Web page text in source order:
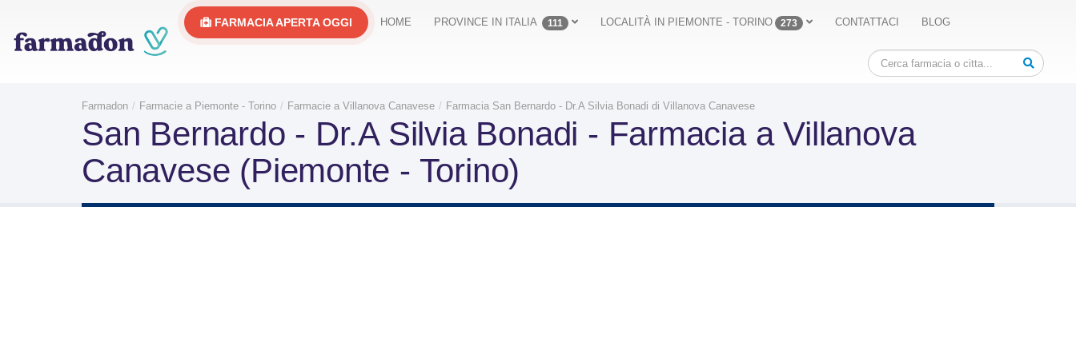
FARMACIA APERTA OGGI HOME PROVINCE IN ITALIA 111 LOCALITÀ IN PIEMONTE - TORINO 273 CONTATTACI BLOG
Farmadon Farmacie a Piemonte - Torino Farmacie a Villanova Canavese Farmacia San Bernardo - Dr.A Silvia Bonadi di Villanova Canavese
San Bernardo - Dr.A Silvia Bonadi - Farmacia a Villanova
Canavese (Piemonte - Torino)